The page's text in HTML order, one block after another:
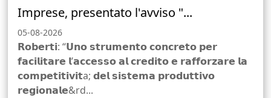
Imprese, presentato l'avviso "...
05-08-2026
𝗥𝗼𝗯𝗲𝗿𝘁𝗶: “𝗨𝗻𝗼 𝘀𝘁𝗿𝘂𝗺𝗲𝗻𝘁𝗼 𝗰𝗼𝗻𝗰𝗿𝗲𝘁𝗼 𝗽𝗲𝗿
𝗳𝗮𝗰𝗶𝗹𝗶𝘁𝗮𝗿𝗲 𝗹’𝗮𝗰𝗰𝗲𝘀𝘀𝗼 𝗮𝗹 𝗰𝗿𝗲𝗱𝗶𝘁𝗼 𝗲 𝗿𝗮𝗳𝗳𝗼𝗿𝘇𝗮𝗿𝗲 𝗹𝗮
𝗰𝗼𝗺𝗽𝗲𝘁𝗶𝘁𝗶𝘃𝗶𝘁a; 𝗱𝗲𝗹 𝘀𝗶𝘀𝘁𝗲𝗺𝗮 𝗽𝗿𝗼𝗱𝘂𝘁𝘁𝗶𝘃𝗼
𝗿𝗲𝗴𝗶𝗼𝗻𝗮𝗹𝗲&rd...